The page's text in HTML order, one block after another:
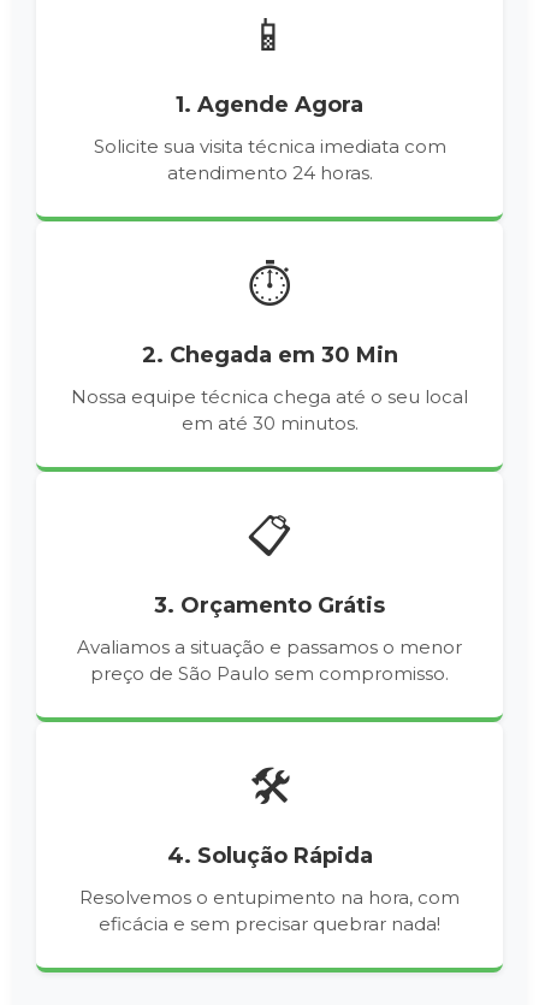
📱
1. Agende Agora
Solicite sua visita técnica imediata com
atendimento 24 horas.
⏱️
2. Chegada em 30 Min
Nossa equipe técnica chega até o seu local
em até 30 minutos.
📋
3. Orçamento Grátis
Avaliamos a situação e passamos o menor
preço de São Paulo sem compromisso.
🛠️
4. Solução Rápida
Resolvemos o entupimento na hora, com
eficácia e sem precisar quebrar nada!